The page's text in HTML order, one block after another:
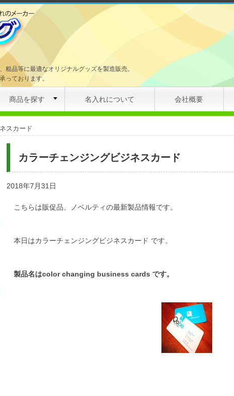
粗品等に最適なオリジナルグッズを製造販売。
っております。
商品を探す 名入れについて 会社概要
スカード
カラーチェンジングビジネスカード
2018年7月31日
こちらは販促品、ノベルティの最新製品情報です。
本日はカラーチェンジングビジネスカード です。
製品名はcolor changing business cardsです。